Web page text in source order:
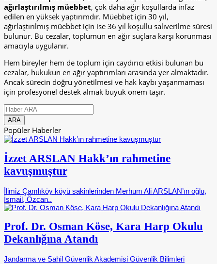
ağırlaştırılmış müebbet, çok daha ağır koşullarda infaz
edilen en yüksek yaptırımdır. Müebbet için 30 yıl,
ağırlaştırılmış müebbet için ise 36 yıl koşullu salıverilme süresi
bulunur. Bu cezalar, toplumun en ağır suçlara karşı korunması
amacıyla uygulanır.
Hem bireyler hem de toplum için caydırıcı etkisi bulunan bu
cezalar, hukukun en ağır yaptırımları arasında yer almaktadır.
Ancak sürecin doğru yönetilmesi ve hak kaybı yaşanmaması
için profesyonel destek almak büyük önem taşır.
Popüler Haberler
İzzet ARSLAN Hakk’ın rahmetine
kavuşmuştur
İlimiz Çamlıköy köyü sakinlerinden Merhum Ali ARSLAN’ın oğlu,
İsmail, Özcan..
Prof. Dr. Osman Köse, Kara Harp Okulu
Dekanlığına Atandı
Jandarma ve Sahil Güvenlik Akademisi Güvenlik Bilimleri